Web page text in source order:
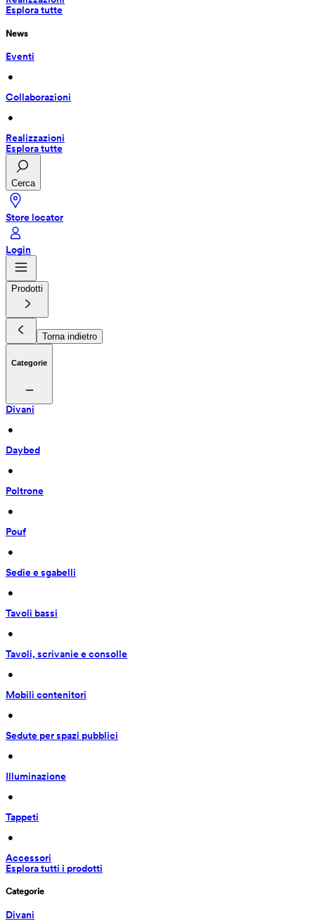
Esplora tutte
News
Eventi
•
Collaborazioni
•
Realizzazioni
Esplora tutte
Cerca
Store locator
Login
Prodotti
Torna indietro
Categorie
Divani
•
Daybed
•
Poltrone
•
Pouf
•
Sedie e sgabelli
•
Tavoli bassi
•
Tavoli, scrivanie e consolle
•
Mobili contenitori
•
Sedute per spazi pubblici
•
Illuminazione
•
Tappeti
•
Accessori
Esplora tutti i prodotti
Categorie
Divani